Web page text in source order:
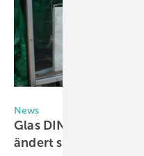
News
Glas DIN 18008-4:
ändertsich